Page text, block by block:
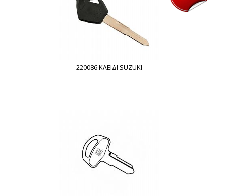
220086 ΚΛΕΙΔΙ SUZUKI